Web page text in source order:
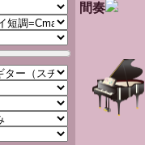
間奏